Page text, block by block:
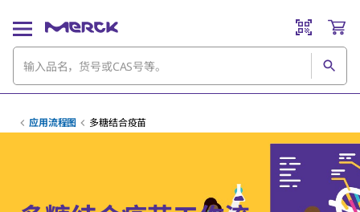
应用流程图 多糖结合疫苗